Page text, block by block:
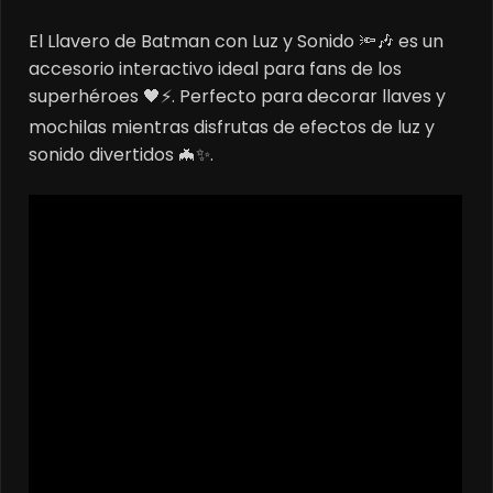
was:
$15.000.
is:
$10.000.
El Llavero de Batman con Luz y Sonido 🔦🎶 es un
accesorio interactivo ideal para fans de los
superhéroes 🖤⚡. Perfecto para decorar llaves y
mochilas mientras disfrutas de efectos de luz y
sonido divertidos 🦇✨.